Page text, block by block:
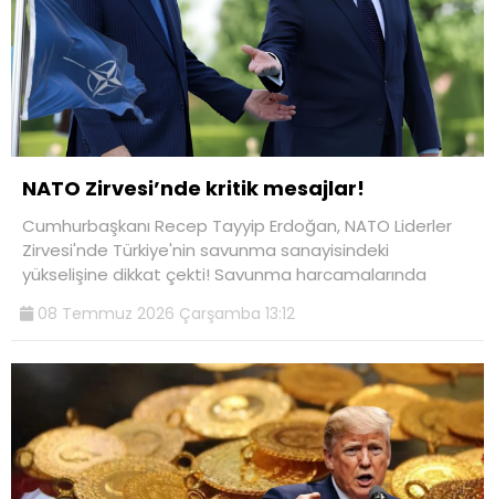
NATO Zirvesi’nde kritik mesajlar!
Cumhurbaşkanı Recep Tayyip Erdoğan, NATO Liderler
Zirvesi'nde Türkiye'nin savunma sanayisindeki
yükselişine dikkat çekti! Savunma harcamalarında
08 Temmuz 2026 Çarşamba 13:12